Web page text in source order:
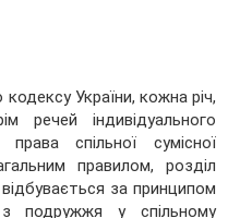
України, кожна річ,
індивідуального
спільної сумісної
правилом, розділ
за принципом
подружжя у спільному